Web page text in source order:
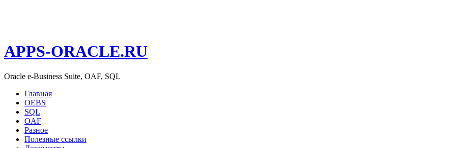
APPS-ORACLE.RU
Oracle e-Business Suite, OAF, SQL
Главная
OEBS
SQL
OAF
Разное
Полезные ссылки